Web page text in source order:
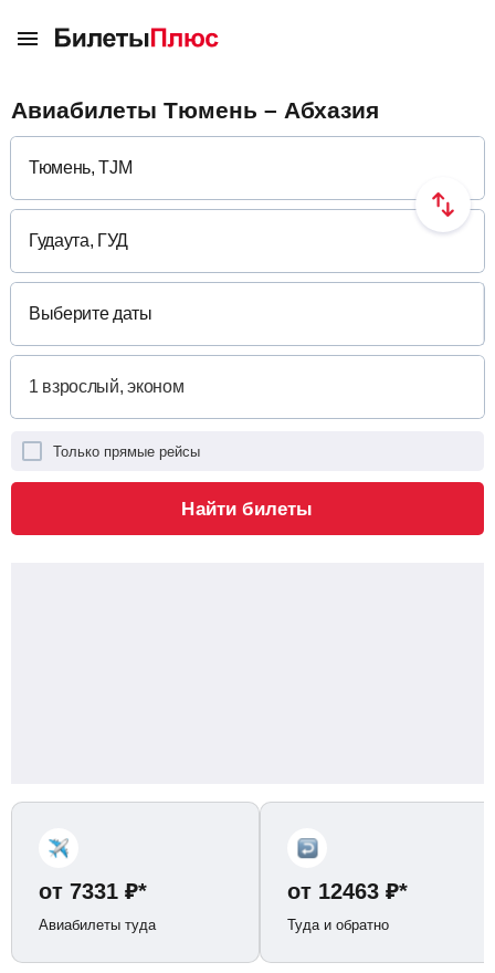
Авиабилеты Тюмень – Абхазия
Выберите даты
Только прямые рейсы
Найти билеты
от 7331 ₽*
Авиабилеты туда
от 12463 ₽*
Туда и обратно